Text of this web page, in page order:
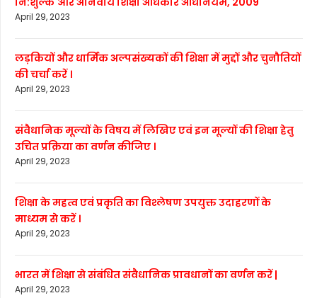
April 29, 2023
लड़कियों और धार्मिक अल्पसंख्यकों की शिक्षा में मुद्दों और चुनौतियों
की चर्चा करें ।
April 29, 2023
संवैधानिक मूल्यों के विषय में लिखिए एवं इन मूल्यों की शिक्षा हेतु
उचित प्रक्रिया का वर्णन कीजिए ।
April 29, 2023
शिक्षा के महत्व एवं प्रकृति का विश्लेषण उपयुक्त उदाहरणों के
माध्यम से करें ।
April 29, 2023
भारत में शिक्षा से संबंधित संवैधानिक प्रावधानों का वर्णन करें |
April 29, 2023